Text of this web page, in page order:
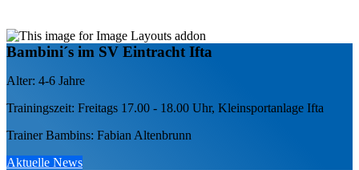
Bambini´s im SV Eintracht Ifta
Alter: 4-6 Jahre
Trainingszeit: Freitags 17.00 - 18.00 Uhr, Kleinsportanlage Ifta
Trainer Bambins: Fabian Altenbrunn
Aktuelle News